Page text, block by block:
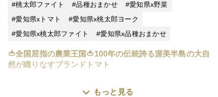
桃太郎ファイト
品種おまかせ
愛知県x野菜
愛知県xトマト
愛知県x桃太郎ヨーク
愛知県x桃太郎ファイト
愛知県x品種おまかせ
🍅全国屈指の農業王国🍅100年の伝統誇る渥美半島の大自
然が織りなすブランドトマト
※こちらは【2026年6月中旬】発送の予約商品です。
もっと見る